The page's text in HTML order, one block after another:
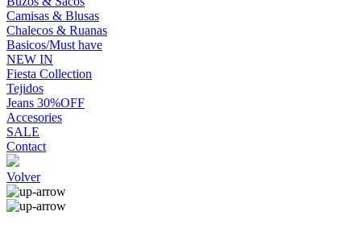
Camisas & Blusas
Chalecos & Ruanas
Basicos/Must have
NEW IN
Fiesta Collection
Tejidos
Jeans 30%OFF
Accesories
SALE
Contact
Volver